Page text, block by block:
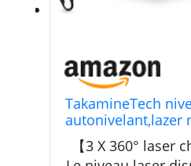
TakamineTech
autonivelant,lazer
12 lignes adapté
【3 X 360° laser